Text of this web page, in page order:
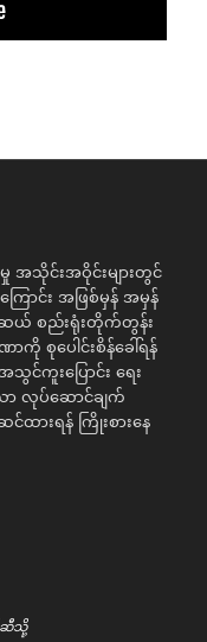
သိုင်းအဝိုင်းများတွင်
ြောင်း အဖြစ်မှန် အမှန်
ဆယ် စည်းရုံးတိုက်တွန်း
ကို စုပေါင်းစိန်ခေါ်ရန်
င်ကူးပြောင်း ရေး
လုပ်ဆောင်ချက်
ားရန် ကြိုးစားနေ
ဆီသို့